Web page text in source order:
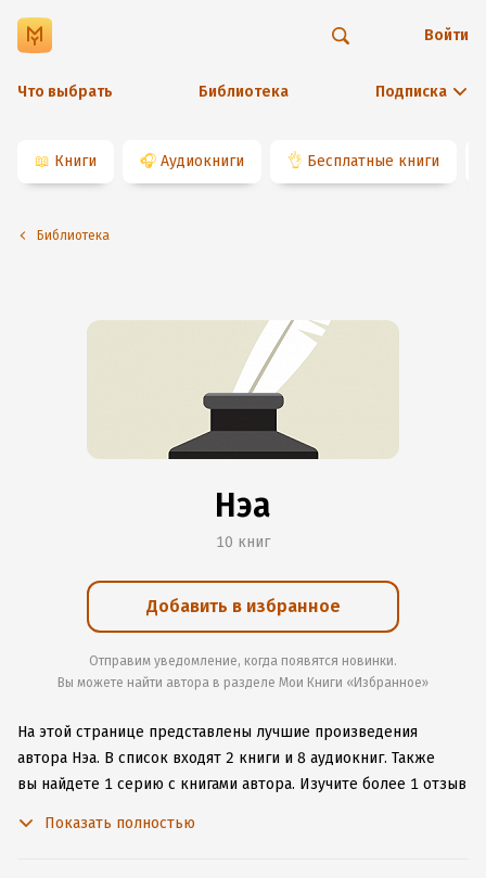
Что выбрать Библиотека Подписка
Войти
📖 Книги 🎧 Аудиокниги 👌 Бесплатные книги
Библиотека
Нэа
10 книг
Добавить в избранное
Отправим уведомление, когда появятся новинки.
Вы можете найти автора в разделе Мои Книги «Избранное»
На этой странице представлены лучшие произведения
автора Нэа. В список входят 2 книги и 8 аудиокниг. Также
вы найдете 1 серию с книгами автора. Изучите более 1 отзыв
Показать полностью